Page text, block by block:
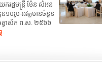
ដ្ឋមន្ត្រី ម៉ែន សំអន
០រូប-អវត្តមានចំនួន
ចត្វាស័ក ព.ស. ២៥៦៦
..